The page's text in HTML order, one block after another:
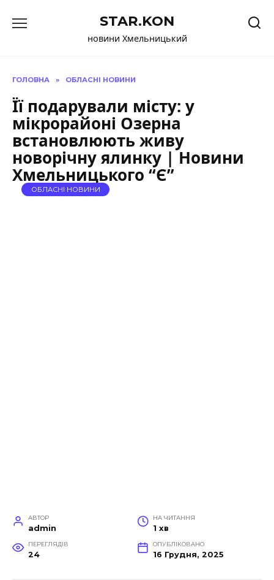
до
STAR.KON
новини Хмельницький
ГОЛОВНА » ОБЛАСНІ НОВИНИ
Її подарували місту: у
мікрорайоні Озерна
встановлюють живу
новорічну ялинку | Новини
Хмельницького “Є”
ОБЛАСНІ НОВИНИ
АВТОР
admin
НА ЧИТАННЯ
1 хв
ПЕРЕГЛЯДІВ
24
ОПУБЛІКОВАНО
16 Грудня, 2025